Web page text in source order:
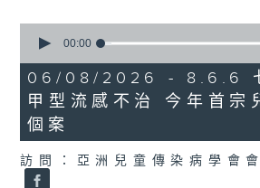
seconds
5
minutes,
35
seconds
00:00
06/08/2026 - 8.6.6 七
甲型流感不治 今年首宗
個案
訪問：亞洲兒童傳染病學會